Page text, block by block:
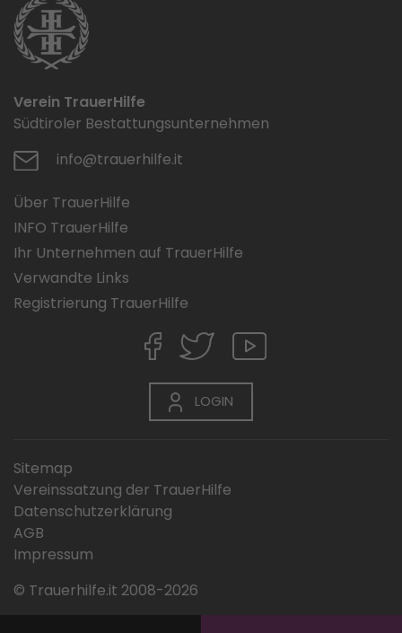
Verein TrauerHilfe
Südtiroler Bestattungsunternehmen
info@trauerhilfe.it
Über TrauerHilfe
INFO TrauerHilfe
Ihr Unternehmen auf TrauerHilfe
Verwandte Links
Registrierung TrauerHilfe
LOGIN
Sitemap
Vereinssatzung der TrauerHilfe
Datenschutzerklärung
AGB
Impressum
© Trauerhilfe.it 2008-2026